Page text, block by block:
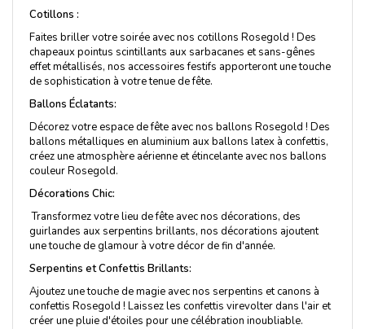
Cotillons :
Faites briller votre soirée avec nos cotillons Rosegold ! Des
chapeaux pointus scintillants aux sarbacanes et sans-gênes
effet métallisés, nos accessoires festifs apporteront une touche
de sophistication à votre tenue de fête.
Ballons Éclatants:
Décorez votre espace de fête avec nos ballons Rosegold ! Des
ballons métalliques en aluminium aux ballons latex à confettis,
créez une atmosphère aérienne et étincelante avec nos ballons
couleur Rosegold.
Décorations Chic:
Transformez votre lieu de fête avec nos décorations, des
guirlandes aux serpentins brillants, nos décorations ajoutent
une touche de glamour à votre décor de fin d'année.
Serpentins et Confettis Brillants:
Ajoutez une touche de magie avec nos serpentins et canons à
confettis Rosegold ! Laissez les confettis virevolter dans l'air et
créer une pluie d'étoiles pour une célébration inoubliable.